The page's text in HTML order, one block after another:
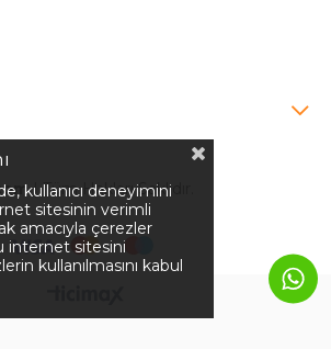
| Tüm Hakları Saklıdır.
kullanıcı deneyimini
sitesinin verimli
amacıyla çerezler
internet sitesini
kullanılmasını kabul